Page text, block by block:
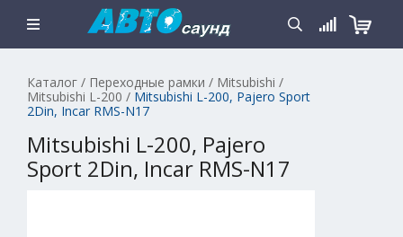
Каталог / Переходные рамки / Mitsubishi /
Mitsubishi L-200 / Mitsubishi L-200, Pajero Sport
2Din, Incar RMS-N17
Mitsubishi L-200, Pajero
Sport 2Din, Incar RMS-N17